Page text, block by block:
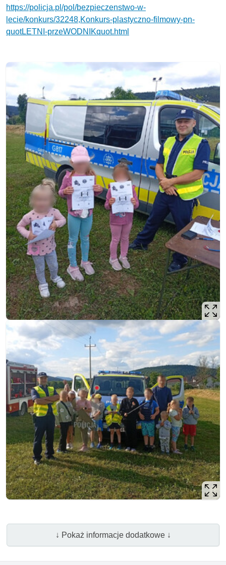
https://policja.pl/pol/bezpieczenstwo-w-
lecie/konkurs/32248,Konkurs-plastyczno-filmowy-pn-
quotLETNI-przeWODNIKquot.html
↓ Pokaż informacje dodatkowe ↓